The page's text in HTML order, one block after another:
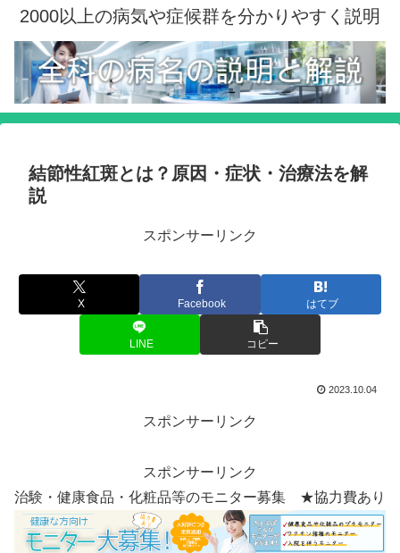
2000以上の病気や症候群を分かりやすく説明
結節性紅斑とは？原因・症状・治療法を解
説
スポンサーリンク
X Facebook はてブ
LINE コピー
2023.10.04
スポンサーリンク
スポンサーリンク
治験・健康食品・化粧品等のモニター募集 ★協力費あり